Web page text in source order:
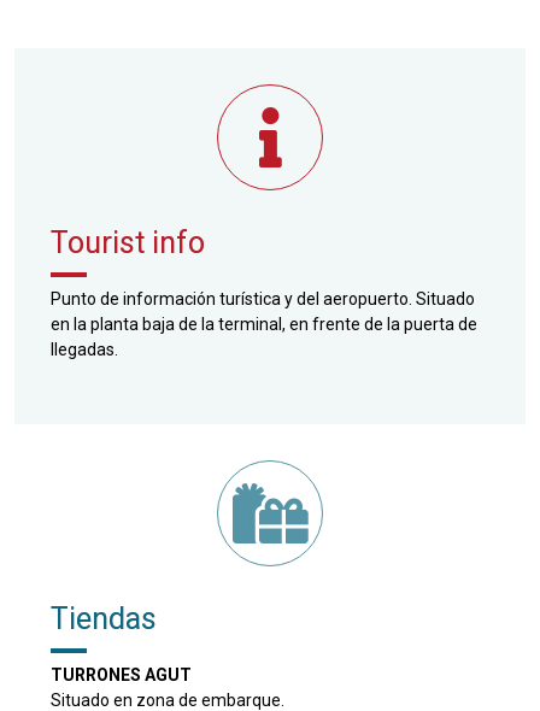
Tourist info
Punto de información turística y del aeropuerto. Situado
en la planta baja de la terminal, en frente de la puerta de
llegadas.
Tiendas
TURRONES AGUT
Situado en zona de embarque.